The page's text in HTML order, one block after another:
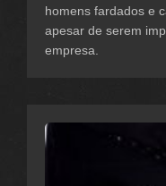
homens fardados e
apesar de serem
empresa.